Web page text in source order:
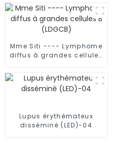
Mme Siti ---- Lymphome
diffus à grandes cellules
Lupus érythémateux
disséminé (LED)-04